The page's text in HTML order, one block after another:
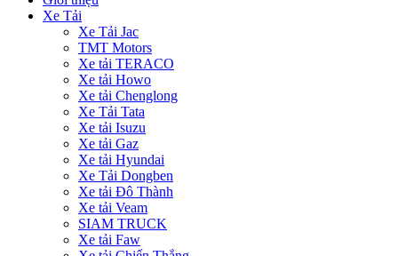
Xe Tải
Xe Tải Jac
TMT Motors
Xe tải TERACO
Xe tải Howo
Xe tải Chenglong
Xe Tải Tata
Xe tải Isuzu
Xe tải Gaz
Xe tải Hyundai
Xe Tải Dongben
Xe tải Đô Thành
Xe tải Veam
SIAM TRUCK
Xe tải Faw